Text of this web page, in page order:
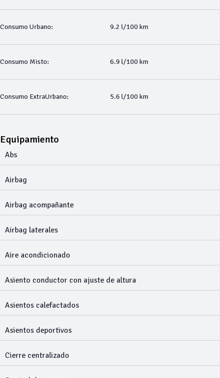
Consumo Urbano: 9.2 l/100 km
Consumo Misto: 6.9 l/100 km
Consumo ExtraUrbano: 5.6 l/100 km
Equipamiento
Abs
Airbag
Airbag acompañante
Airbag laterales
Aire acondicionado
Asiento conductor con ajuste de altura
Asientos calefactados
Asientos deportivos
Cierre centralizado